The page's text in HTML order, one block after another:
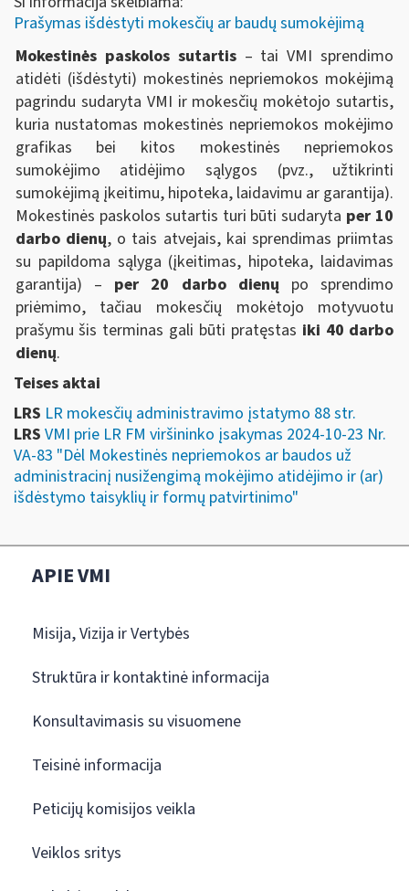
Prašymas išdėstyti mokesčių ar baudų sumokėjimą
Mokestinės paskolos sutartis– tai VMI sprendimo
atidėti (išdėstyti) mokestinės nepriemokos mokėjimą
pagrindu sudaryta VMI ir mokesčių mokėtojo sutartis,
kuria nustatomas mokestinės nepriemokos mokėjimo
grafikas bei kitos mokestinės nepriemokos
sumokėjimo atidėjimo sąlygos (pvz., užtikrinti
sumokėjimą įkeitimu, hipoteka, laidavimu ar garantija).
Mokestinės paskolos sutartis turi būti sudaryta per 10
darbo dienų, o tais atvejais, kai sprendimas priimtas
su papildoma sąlyga (įkeitimas, hipoteka, laidavimas
garantija) – per 20 darbo dienų po sprendimo
priėmimo, tačiau mokesčių mokėtojo motyvuotu
prašymu šis terminas gali būti pratęstas iki 40 darbo
dienų.
Teises aktai
LRS LR mokesčių administravimo įstatymo 88 str.
LRS VMI prie LR FM viršininko įsakymas 2024-10-23 Nr.
VA-83 "Dėl Mokestinės nepriemokos ar baudos už
administracinį nusižengimą mokėjimo atidėjimo ir (ar)
išdėstymo taisyklių ir formų patvirtinimo"
APIE VMI
Misija, Vizija ir Vertybės
Struktūra ir kontaktinė informacija
Konsultavimasis su visuomene
Teisinė informacija
Peticijų komisijos veikla
Veiklos sritys